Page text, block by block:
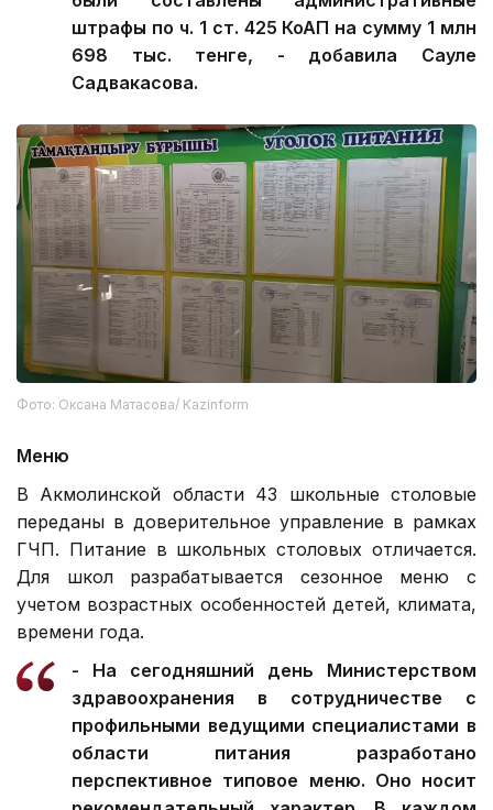
штрафы по ч. 1 ст. 425 КоАП на сумму 1 млн
698 тыс. тенге, - добавила Сауле
Садвакасова.
Фото: Оксана Матасова/ Kazinform
Меню
В Акмолинской области 43 школьные столовые
переданы в доверительное управление в рамках
ГЧП. Питание в школьных столовых отличается.
Для школ разрабатывается сезонное меню с
учетом возрастных особенностей детей, климата,
времени года.
- На сегодняшний день Министерством
здравоохранения в сотрудничестве с
профильными ведущими специалистами в
области питания разработано
перспективное типовое меню. Оно носит